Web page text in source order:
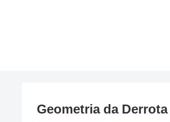
Geometria da Derrota